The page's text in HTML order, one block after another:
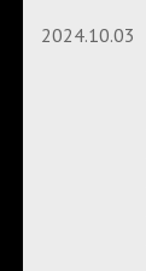
2024.10.03